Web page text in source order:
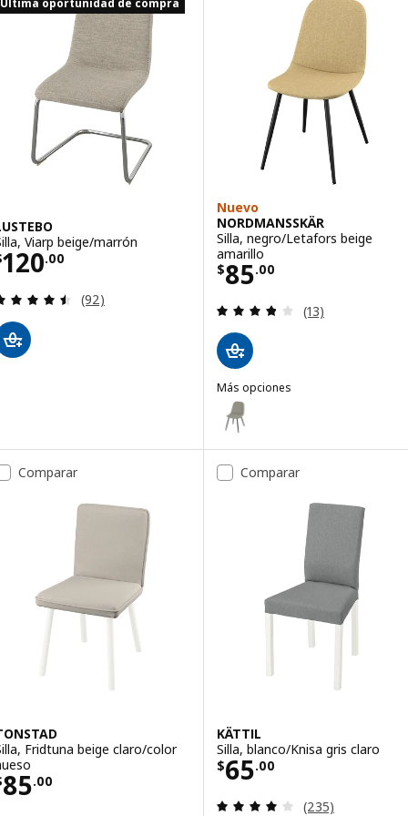
Viarp beige/marrón
120.00 $ 120.00
Evaluación: 4.5 de 5 estrellas. Evaluaciones
(92)
Nuevo
NORDMANSSKÄR
Silla, negro/Letafors beige
amarillo
$85.00
Precio $ 85.00
Evaluación:
(13)
Más opciones
NORDMANSSKÄR
Opción: NORDMANSSKÄR,
Opción: NORDMANSSKÄR,
Comparar
Fridtuna beige claro/color
85.00 $ 85.00
Comparar
KÄTTIL
Silla, blanco/Knisa gris claro
$65.00
Precio $ 65.00
Evaluación: 4
(235)